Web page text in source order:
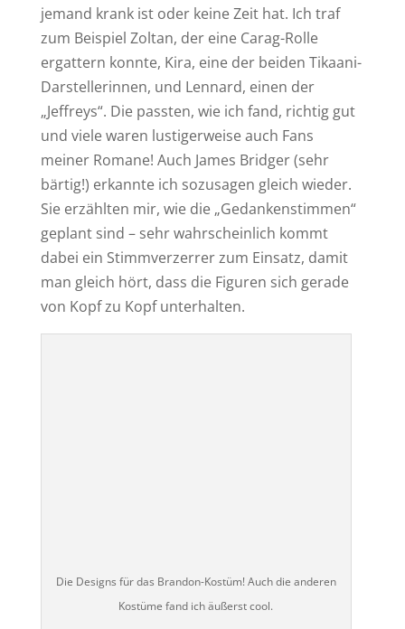
jemand krank ist oder keine Zeit hat. Ich traf
zum Beispiel Zoltan, der eine Carag-Rolle
ergattern konnte, Kira, eine der beiden Tikaani-
Darstellerinnen, und Lennard, einen der
„Jeffreys“. Die passten, wie ich fand, richtig gut
und viele waren lustigerweise auch Fans
meiner Romane! Auch James Bridger (sehr
bärtig!) erkannte ich sozusagen gleich wieder.
Sie erzählten mir, wie die „Gedankenstimmen“
geplant sind – sehr wahrscheinlich kommt
dabei ein Stimmverzerrer zum Einsatz, damit
man gleich hört, dass die Figuren sich gerade
von Kopf zu Kopf unterhalten.
Die Designs für das Brandon-Kostüm! Auch die anderen
Kostüme fand ich äußerst cool.